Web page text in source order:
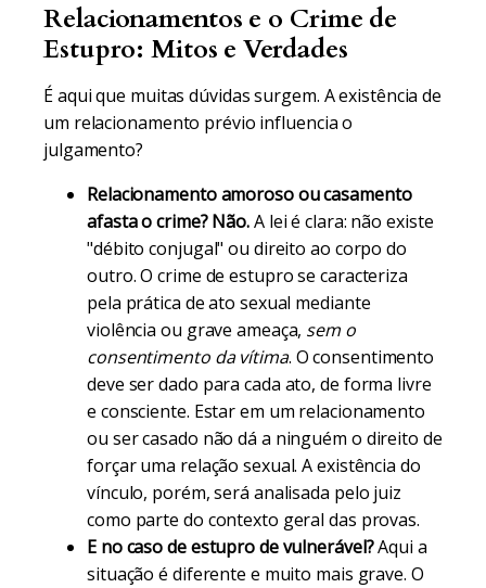
Relacionamentos e o Crime de
Estupro: Mitos e Verdades
É aqui que muitas dúvidas surgem. A existência de
um relacionamento prévio influencia o
julgamento?
Relacionamento amoroso ou casamento
afasta o crime? Não.A lei é clara: não existe
"débito conjugal" ou direito ao corpo do
outro. O crime de estupro se caracteriza
pela prática de ato sexual mediante
violência ou grave ameaça, sem o
consentimento da vítima. O consentimento
deve ser dado para cada ato, de forma livre
e consciente. Estar em um relacionamento
ou ser casado não dá a ninguém o direito de
forçar uma relação sexual. A existência do
vínculo, porém, será analisada pelo juiz
como parte do contexto geral das provas.
E no caso de estupro de vulnerável?Aqui a
situação é diferente e muito mais grave. O